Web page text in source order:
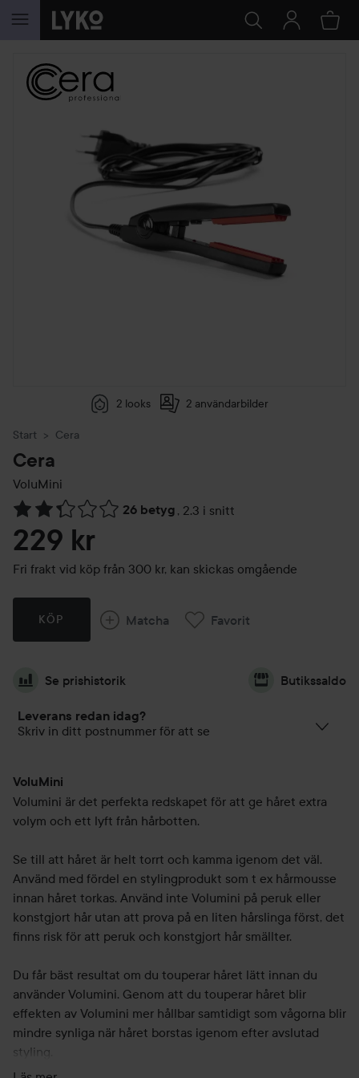
HOPPA TILL INNEHÅLLET
2 looks 2 användarbilder
Start Cera
Cera
VoluMini
26 betyg , 2.3 i snitt
Hoppa till Betyg & kommentarer
229 kr
Fri frakt vid köp från 300 kr, kan skickas omgående
KÖP Matcha Favorit
Se prishistorik Butikssaldo
Leverans redan idag?
Skriv in ditt postnummer för att se
VoluMini
Volumini är det perfekta redskapet för att ge håret extra
volym och ett lyft från hårbotten.
Se till att håret är helt torrt och kamma igenom det väl.
Använd med fördel en stylingprodukt som t ex hårmousse
innan håret torkas. Använd inte Volumini på peruk eller
konstgjort hår utan att prova på en liten hårslinga först, det
finns risk för att peruk och konstgjort hår smällter.
Du får bäst resultat om du touperar håret lätt innan du
använder Volumini. Genom att du touperar håret blir
effekten av Volumini mer hållbar samtidigt som vågorna blir
mindre synliga när håret borstas igenom efter avslutad
styling.